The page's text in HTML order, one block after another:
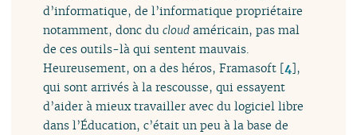
d’informatique, de l’informatique propriétaire
notamment, donc ducloud américain, pas mal
de ces outils-là qui sentent mauvais.
Heureusement, on a des héros, Framasoft [4],
qui sont arrivés à la rescousse, qui essayent
d’aider à mieux travailler avec du logiciel libre
dans l’Éducation, c’était un peu à la base de